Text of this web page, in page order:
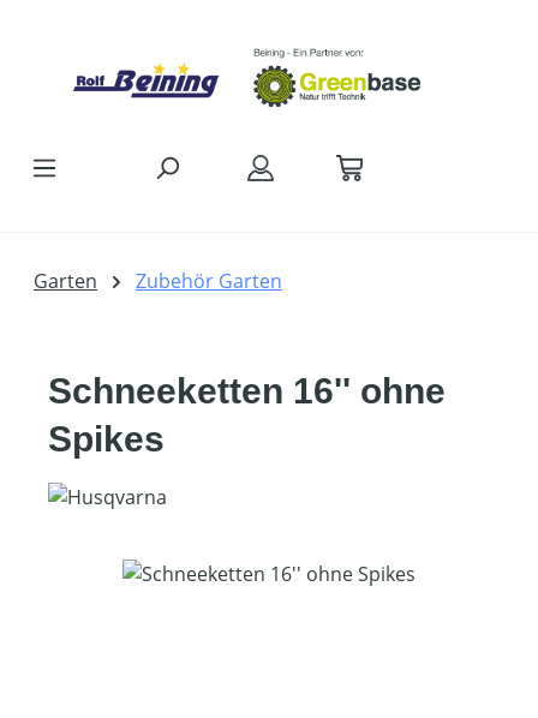
Garten Zubehör Garten
Schneeketten 16'' ohne
Spikes
Bildergalerie überspringen